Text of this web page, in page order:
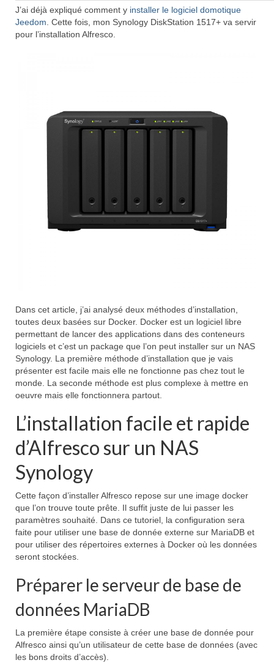
J’ai déjà expliqué comment y installer le logiciel domotique
Jeedom . Cette fois, mon Synology DiskStation 1517+ va servir
pour l’installation Alfresco.
Dans cet article, j’ai analysé deux méthodes d’installation,
toutes deux basées sur Docker. Docker est un logiciel libre
permettant de lancer des applications dans des conteneurs
logiciels et c’est un package que l’on peut installer sur un NAS
Synology. La première méthode d’installation que je vais
présenter est facile mais elle ne fonctionne pas chez tout le
monde. La seconde méthode est plus complexe à mettre en
oeuvre mais elle fonctionnera partout.
L’installation facile et rapide
d’Alfresco sur un NAS
Synology
Cette façon d’installer Alfresco repose sur une image docker
que l’on trouve toute prête. Il suffit juste de lui passer les
paramètres souhaité. Dans ce tutoriel, la configuration sera
faite pour utiliser une base de donnée externe sur MariaDB et
pour utiliser des répertoires externes à Docker où les données
seront stockées.
Préparer le serveur de base de
données MariaDB
La première étape consiste à créer une base de donnée pour
Alfresco ainsi qu’un utilisateur de cette base de données (avec
les bons droits d’accès).